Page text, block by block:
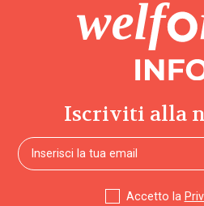
Iscriviti alla
Accetto la